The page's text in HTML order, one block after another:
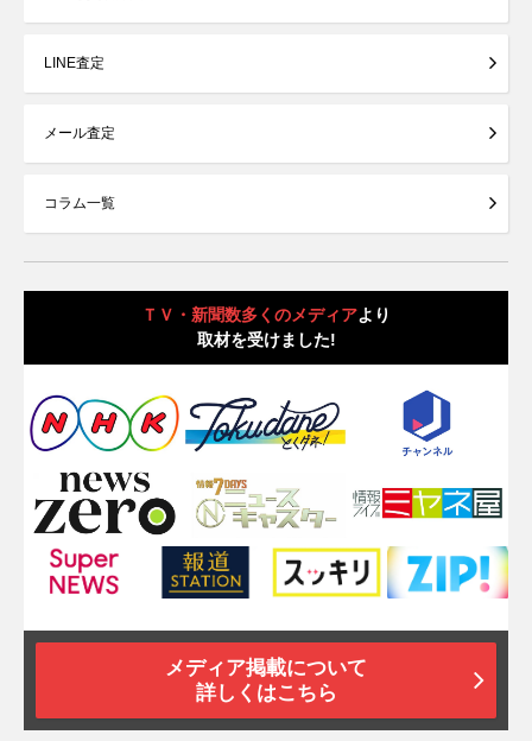
LINE査定
メール査定
コラム一覧
ＴＶ・新聞数多くのメディアより
取材を受けました!
メディア掲載について
詳しくはこちら